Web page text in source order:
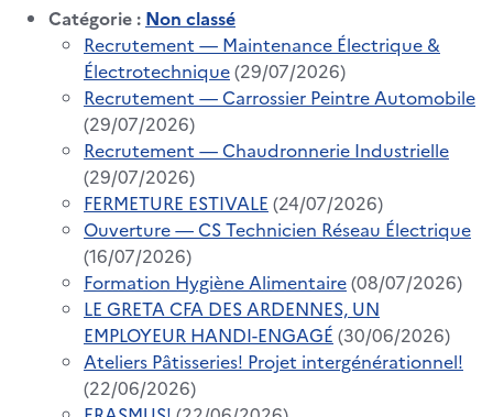
Catégorie : Non classé
Recrutement — Maintenance Électrique &
Électrotechnique(29/07/2026)
Recrutement — Carrossier Peintre Automobile
(29/07/2026)
Recrutement — Chaudronnerie Industrielle
(29/07/2026)
FERMETURE ESTIVALE (24/07/2026)
Ouverture — CS Technicien Réseau Électrique
(16/07/2026)
Formation Hygiène Alimentaire(08/07/2026)
LE GRETA CFA DES ARDENNES, UN
EMPLOYEUR HANDI-ENGAGÉ (30/06/2026)
Ateliers Pâtisseries! Projet intergénérationnel!
(22/06/2026)